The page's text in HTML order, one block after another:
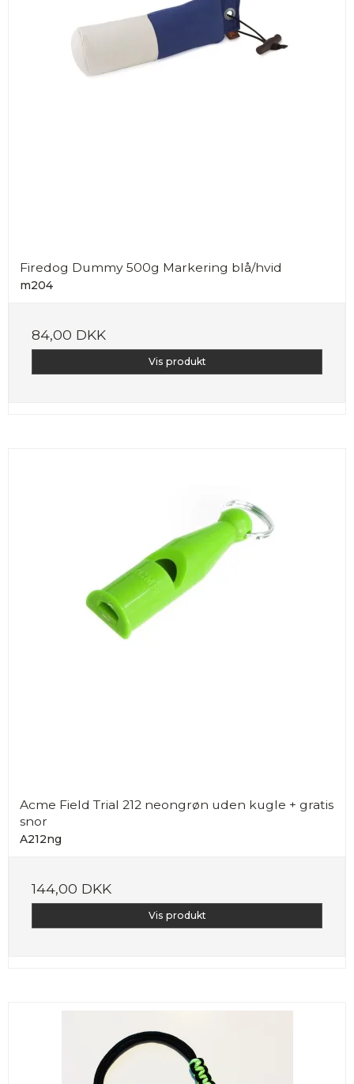
Firedog Dummy 500g Markering blå/hvid
m204
84,00 DKK
Vis produkt
Acme Field Trial 212 neongrøn uden kugle + gratis
snor
A212ng
144,00 DKK
Vis produkt